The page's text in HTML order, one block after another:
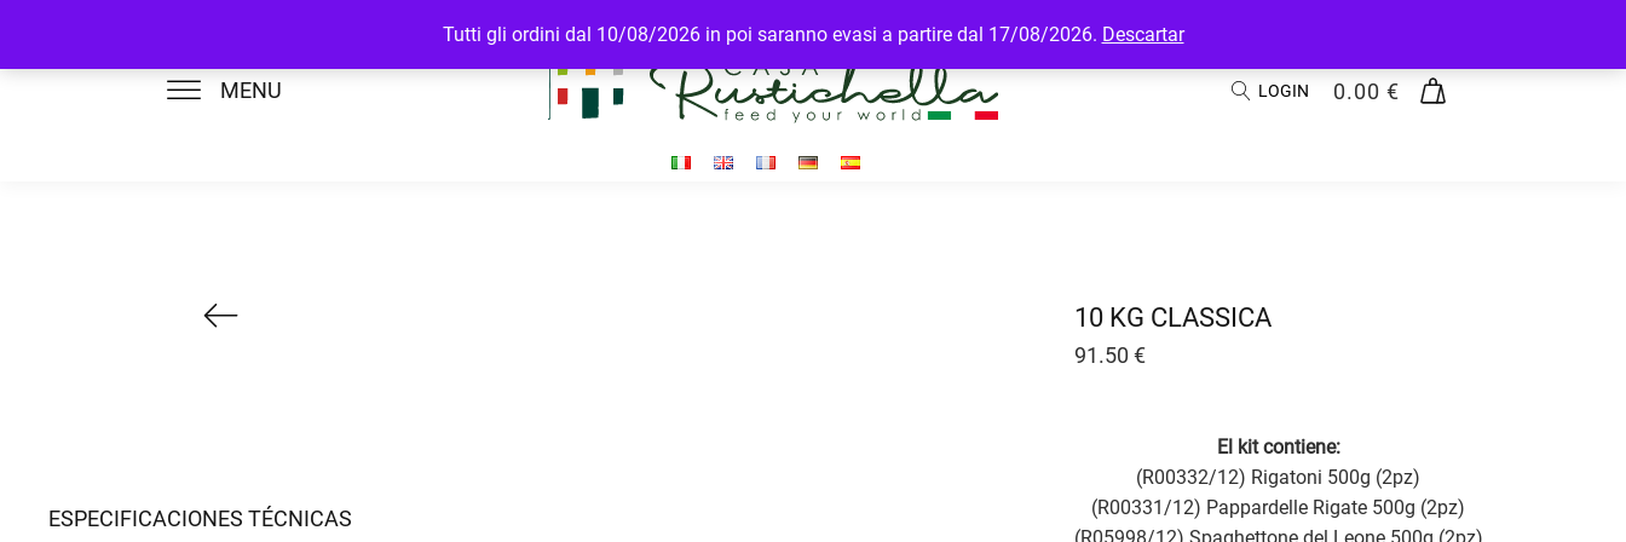
Tutti gli ordini dal 10/08/2026 in poi saranno evasi a partire dal 17/08/2026. Descartar
MENU LOGIN 0.00 €
ESPECIFICACIONES TÉCNICAS
10 KG CLASSICA
91.50 €
El kit contiene:
(R00332/12) Rigatoni 500g (2pz)
(R00331/12) Pappardelle Rigate 500g (2pz)